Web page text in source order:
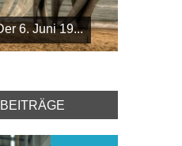
6. Juni 19...